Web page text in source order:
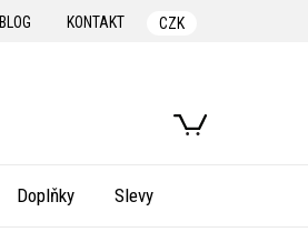
BLOG KONTAKT CZK
NÁKUPNÍ
Doplňky Slevy